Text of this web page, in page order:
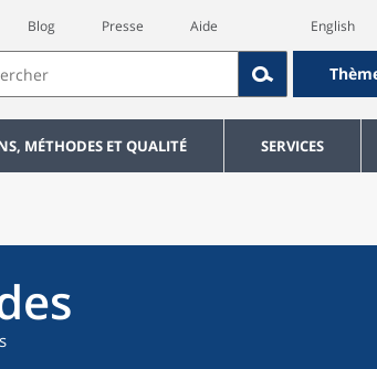
Blog Presse Aide English
MÉTHODES ET QUALITÉ SERVICES